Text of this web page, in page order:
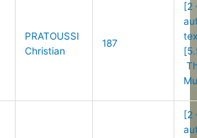
PRATOUSSI
Christian
187
[2
[2